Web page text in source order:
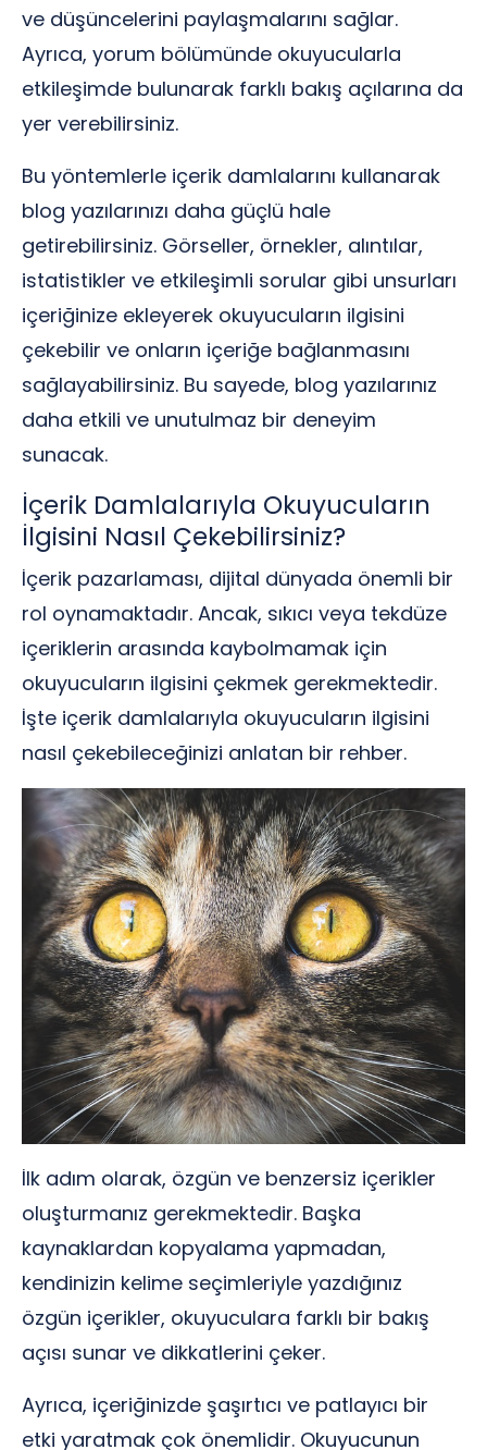
ve düşüncelerini paylaşmalarını sağlar.
Ayrıca, yorum bölümünde okuyucularla
etkileşimde bulunarak farklı bakış açılarına da
yer verebilirsiniz.
Bu yöntemlerle içerik damlalarını kullanarak
blog yazılarınızı daha güçlü hale
getirebilirsiniz. Görseller, örnekler, alıntılar,
istatistikler ve etkileşimli sorular gibi unsurları
içeriğinize ekleyerek okuyucuların ilgisini
çekebilir ve onların içeriğe bağlanmasını
sağlayabilirsiniz. Bu sayede, blog yazılarınız
daha etkili ve unutulmaz bir deneyim
sunacak.
İçerik Damlalarıyla Okuyucuların
İlgisini Nasıl Çekebilirsiniz?
İçerik pazarlaması, dijital dünyada önemli bir
rol oynamaktadır. Ancak, sıkıcı veya tekdüze
içeriklerin arasında kaybolmamak için
okuyucuların ilgisini çekmek gerekmektedir.
İşte içerik damlalarıyla okuyucuların ilgisini
nasıl çekebileceğinizi anlatan bir rehber.
İlk adım olarak, özgün ve benzersiz içerikler
oluşturmanız gerekmektedir. Başka
kaynaklardan kopyalama yapmadan,
kendinizin kelime seçimleriyle yazdığınız
özgün içerikler, okuyuculara farklı bir bakış
açısı sunar ve dikkatlerini çeker.
Ayrıca, içeriğinizde şaşırtıcı ve patlayıcı bir
etki yaratmak çok önemlidir. Okuyucunun